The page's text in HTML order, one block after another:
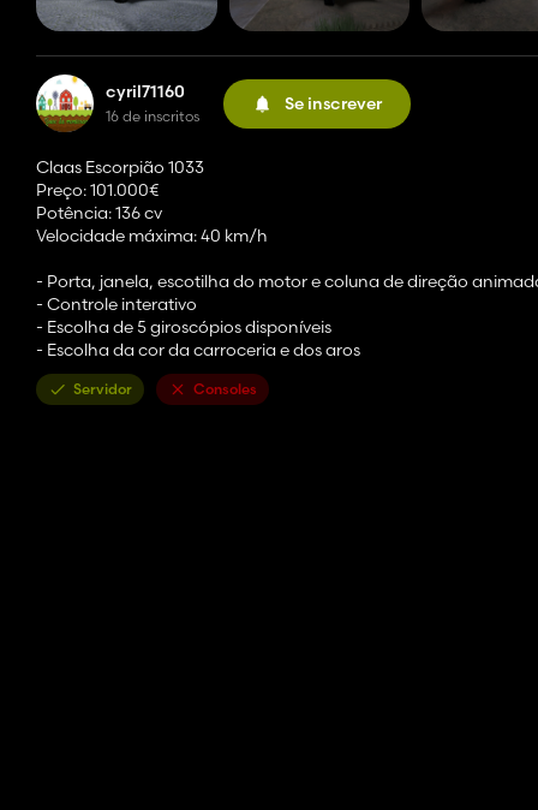
cyril71160
16 de inscritos
Se inscrever
Claas Escorpião 1033
Preço: 101.000€
Potência: 136 cv
Velocidade máxima: 40 km/h
- Porta, janela, escotilha do motor e coluna de direção
- Controle interativo
- Escolha de 5 giroscópios disponíveis
- Escolha da cor da carroceria e dos aros
Servidor Consoles